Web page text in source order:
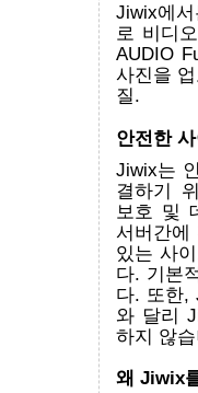
Jiwix에
로 비디
AUDIO
사진을
질.
안전한
Jiwix는
결하기
보호 및
서버간에
있는 사
다. 기본
다. 또한,
와 달리
하지 않
왜 Jiwix